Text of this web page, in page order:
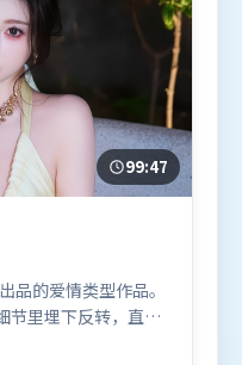
99:47
品的爱情类型作品。
节里埋下反转，直至
一而富有实验感，